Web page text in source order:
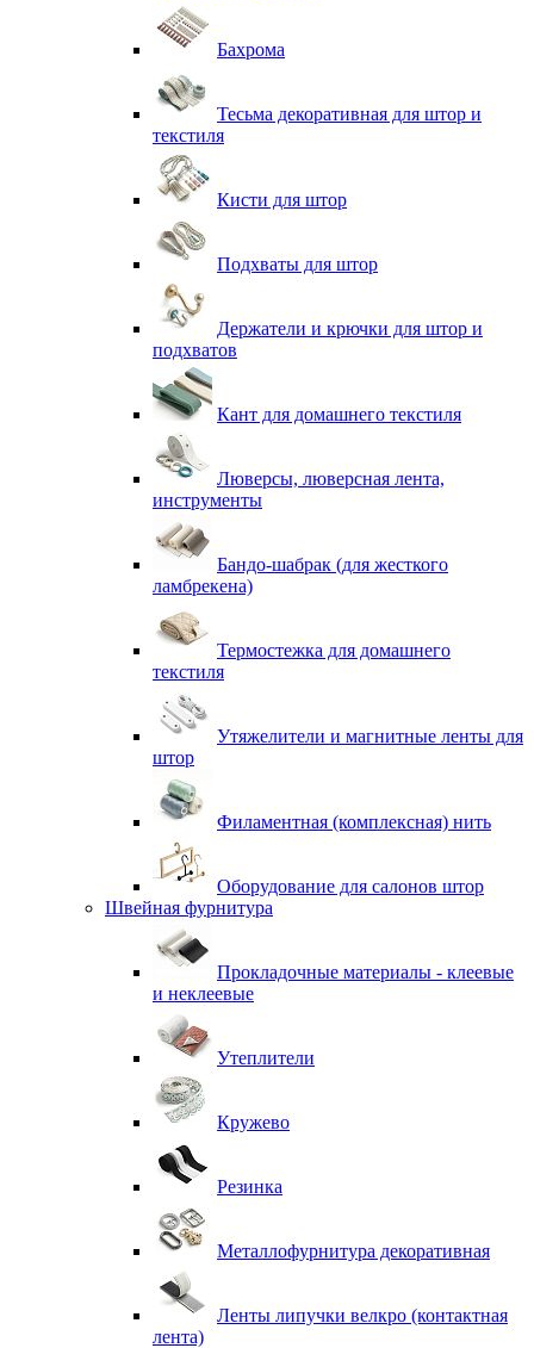
Бахрома
Тесьма декоративная для штор и
текстиля
Кисти для штор
Подхваты для штор
Держатели и крючки для штор и
подхватов
Кант для домашнего текстиля
Люверсы, люверсная лента,
инструменты
Бандо-шабрак (для жесткого
ламбрекена)
Термостежка для домашнего
текстиля
Утяжелители и магнитные ленты для
штор
Филаментная (комплексная) нить
Оборудование для салонов штор
Швейная фурнитура
Прокладочные материалы - клеевые
и неклеевые
Утеплители
Кружево
Резинка
Металлофурнитура декоративная
Ленты липучки велкро (контактная
лента)